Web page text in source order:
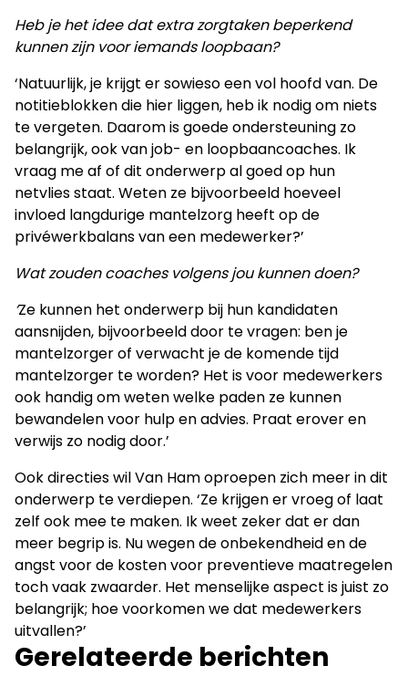
Heb je het idee dat extra zorgtaken beperkend
kunnen zijn voor iemands loopbaan?
‘Natuurlijk, je krijgt er sowieso een vol hoofd van. De
notitieblokken die hier liggen, heb ik nodig om niets
te vergeten. Daarom is goede ondersteuning zo
belangrijk, ook van job- en loopbaancoaches. Ik
vraag me af of dit onderwerp al goed op hun
netvlies staat. Weten ze bijvoorbeeld hoeveel
invloed langdurige mantelzorg heeft op de
privéwerkbalans van een medewerker?’
Wat zouden coaches volgens jou kunnen doen?
‘Ze kunnen het onderwerp bij hun kandidaten
aansnijden, bijvoorbeeld door te vragen: ben je
mantelzorger of verwacht je de komende tijd
mantelzorger te worden? Het is voor medewerkers
ook handig om weten welke paden ze kunnen
bewandelen voor hulp en advies. Praat erover en
verwijs zo nodig door.’
Ook directies wil Van Ham oproepen zich meer in dit
onderwerp te verdiepen. ‘Ze krijgen er vroeg of laat
zelf ook mee te maken. Ik weet zeker dat er dan
meer begrip is. Nu wegen de onbekendheid en de
angst voor de kosten voor preventieve maatregelen
toch vaak zwaarder. Het menselijke aspect is juist zo
belangrijk; hoe voorkomen we dat medewerkers
uitvallen?’
Gerelateerde berichten